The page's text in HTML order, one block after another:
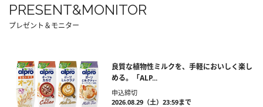
PRESENT&MONITOR
プレゼント＆モニター
良質な植物性ミルクを、手軽においしく楽し
める。「ALP...
申込締切
2026.08.29（土）23:59まで